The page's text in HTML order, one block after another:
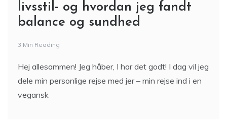
livsstil- og hvordan jeg fandt
balance og sundhed
3 Min Reading
Hej allesammen! Jeg håber, I har det godt! I dag vil jeg
dele min personlige rejse med jer – min rejse ind i en
vegansk